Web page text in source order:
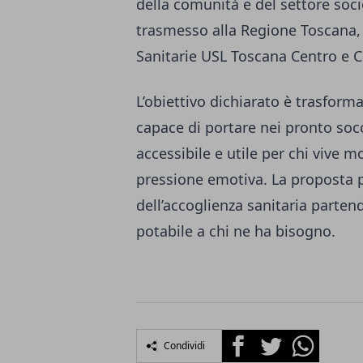
della comunità e del settore
trasmesso alla Regione
Sanitarie USL Toscana Centro
L’obiettivo dichiarato è
capace di portare nei pronto
accessibile e utile per chi vive
pressione emotiva. La proposta
dell’accoglienza sanitaria
potabile a chi ne ha bisogno.
Condividi FacebookTwitterWhatsapp